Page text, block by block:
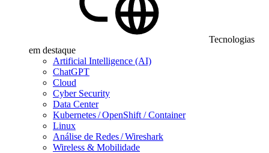
Tecnologias
em destaque
Artificial Intelligence (AI)
ChatGPT
Cloud
Cyber Security
Data Center
Kubernetes / OpenShift / Container
Linux
Análise de Redes / Wireshark
Wireless & Mobilidade